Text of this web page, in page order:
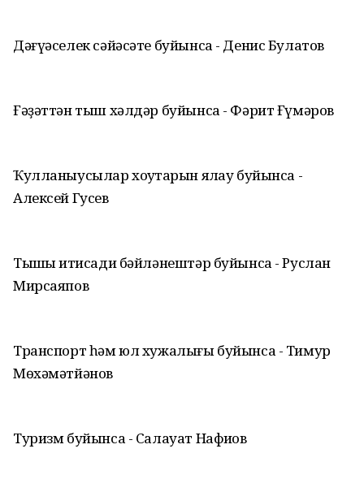
Дәғүәселек сәйәсәте буйынса - Денис Булатов
Ғәҙәттән тыш хәлдәр буйынса - Фәрит Ғүмәров
Ҡулланыусылар хоҡуҡтарын яҡлау буйынса -
Алексей Гусев
Тышҡы иҡтисади бәйләнештәр буйынса - Руслан
Мирсаяпов
Транспорт һәм юл хужалығы буйынса - Тимур
Мөхәмәтйәнов
Туризм буйынса - Салауат Нафиҡов